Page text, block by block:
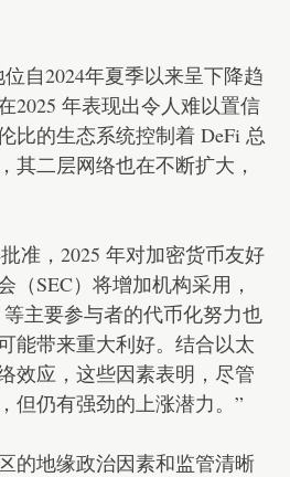
自2024年夏季以来呈下降趋
2025 年表现出令人难以置信
比的生态系统控制着 DeFi 总
其二层网络也在不断扩大，
准，2025 年对加密货币友好
（SEC）将增加机构采用，
等主要参与者的代币化努力也
能带来重大利好。结合以太
效应，这些因素表明，尽管
但仍有强劲的上涨潜力。”
的地缘政治因素和监管清晰